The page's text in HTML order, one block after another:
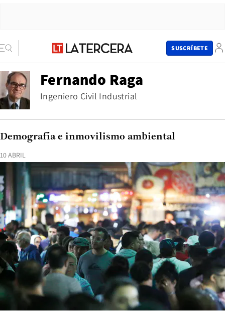
SUSCRÍBETE
Fernando Raga
Ingeniero Civil Industrial
10 ABRIL
Demografía e inmovilismo ambiental